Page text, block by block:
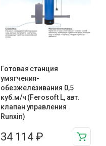
Готовая станция
умягчения-
обезжелезивания 0,5
куб.м/ч (Ferosoft L, авт.
клапан управления
Runxin)
34 114 ₽